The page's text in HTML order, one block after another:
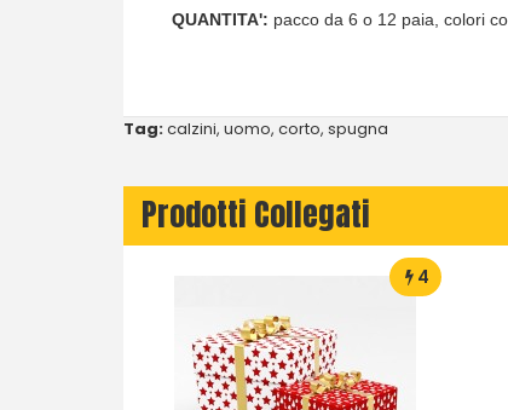
QUANTITA': pacco da 6 o 12 paia, colori
Tag:calzini, uomo, corto, spugna
Prodotti Collegati
4